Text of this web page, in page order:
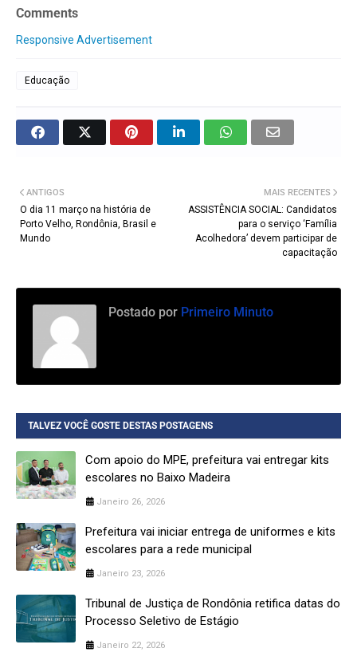
Comments
Responsive Advertisement
Educação
MAIS RECENTES
ASSISTÊNCIA SOCIAL: Candidatos
para o serviço ‘Família
Acolhedora’ devem participar de
capacitação
ANTIGOS
O dia 11 março na história de
Porto Velho, Rondônia, Brasil e
Mundo
Postado por Primeiro Minuto
TALVEZ VOCÊ GOSTE DESTAS POSTAGENS
Com apoio do MPE, prefeitura vai entregar kits
escolares no Baixo Madeira
Janeiro 26, 2026
Prefeitura vai iniciar entrega de uniformes e kits
escolares para a rede municipal
Janeiro 23, 2026
Tribunal de Justiça de Rondônia retifica datas do
Processo Seletivo de Estágio
Janeiro 22, 2026